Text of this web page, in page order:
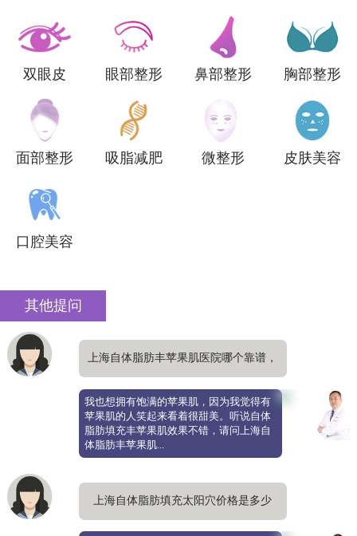
双眼皮 眼部整形 鼻部整形 胸部整形
面部整形 吸脂减肥 微整形 皮肤美容
口腔美容
其他提问
上海自体脂肪丰苹果肌医院哪个靠谱，
填充效果自然
我也想拥有饱满的苹果肌，因为我觉得有
苹果肌的人笑起来看着很甜美。听说自体
脂肪填充丰苹果肌效果不错，请问上海自
体脂肪丰苹果肌...
上海自体脂肪填充太阳穴价格是多少
钱，选择哪家医院好